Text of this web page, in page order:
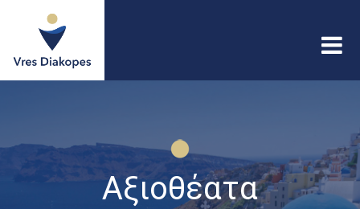
Αξιοθέατα